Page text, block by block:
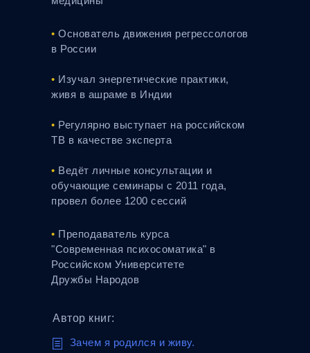
jjjjjjj Зачем я родился и живу.
• Основатель движения регрессологов
в России
• Изучал энергетические практики,
живя в ашраме в Индии
• Регулярно выступает на российском
ТВ в качестве эксперта
• Ведёт личные консультации и
обучающие семинары с 2011 года,
провел более 1200 сессий
Автор книг:
• Преподаватель курса
"Современная психосоматика" в
Российском Университете
Дружбы Народов